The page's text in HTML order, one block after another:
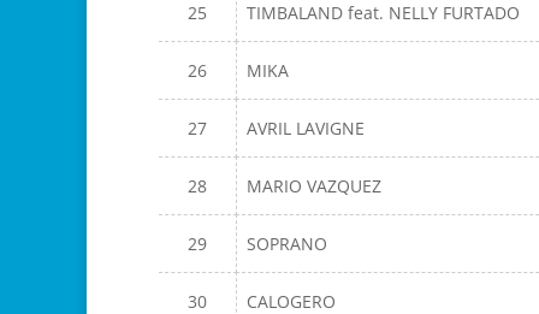
25 TIMBALAND feat. NELLY FURTADO
26 MIKA
27 AVRIL LAVIGNE
28 MARIO VAZQUEZ
29 SOPRANO
30 CALOGERO